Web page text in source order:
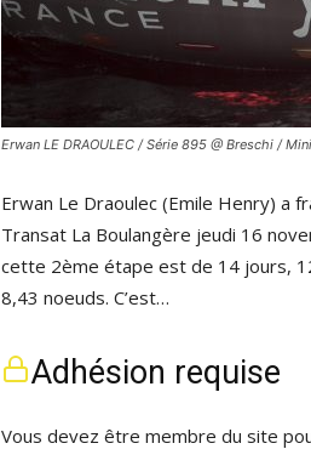
Erwan LE DRAOULEC / Série 895 @ Breschi /
Erwan Le Draoulec (Emile Henry) a
Transat La Boulangère jeudi 16
cette 2ème étape est de 14 jours,
8,43 noeuds. C’est…
Adhésion requise
Vous devez être membre du site